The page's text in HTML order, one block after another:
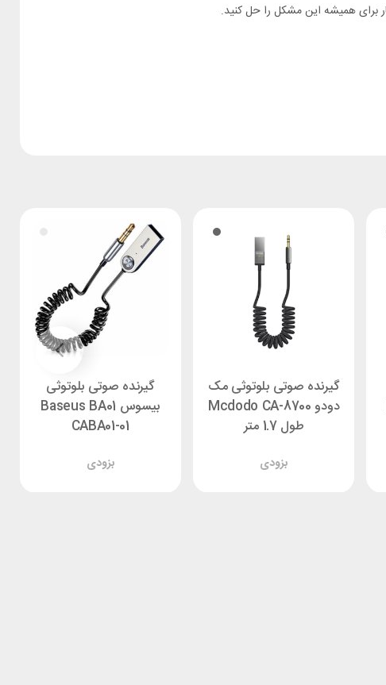
گیرنده صوتی بلوتوثی مک
دودو Mcdodo CA-8700
طول 1.7 متر
بزودی
گیرنده صوتی بلوتوثی
بیسوس Baseus BA01
CABA01-01
بزودی